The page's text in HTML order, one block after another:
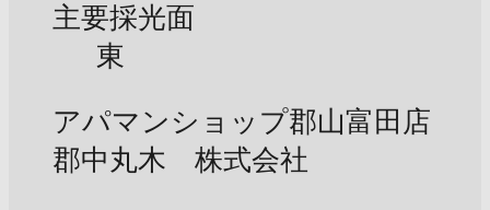
主要採光面
東
アパマンショップ郡山富田店
郡中丸木 株式会社